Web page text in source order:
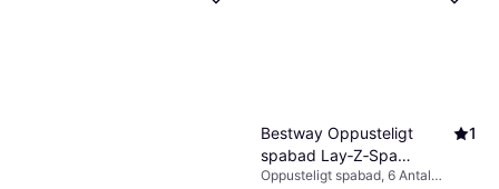
Bestway Oppusteligt
spabad Lay‑Z‑Spa
Hollywood AirJet
1
Oppusteligt spabad, 6 Antal